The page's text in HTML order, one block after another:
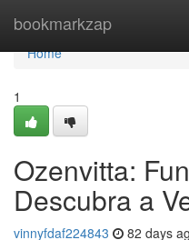
bookmarkzap
Home
Home
1
Ozenvitta:
Descubra a
vinnyfdaf224843 82 days